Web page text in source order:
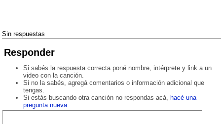
Sin respuestas
Responder
Si sabés la respuesta correcta poné nombre, intérprete y link a un
video con la canción.
Si no la sabés, agregá comentarios o información adicional que
tengas.
Si estás buscando otra canción no respondas acá, hacé una
pregunta nueva.